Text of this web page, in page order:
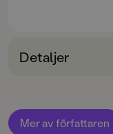
Vi hittar Smulbert
lek och glädje,
hanterar man en
hittar ett
Detaljer
ÅLDERSGRUPP
3-6
Mer av författaren